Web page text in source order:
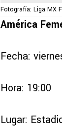
Fotografía: Liga MX
América
Fecha:
Hora: 19:00
Lugar: